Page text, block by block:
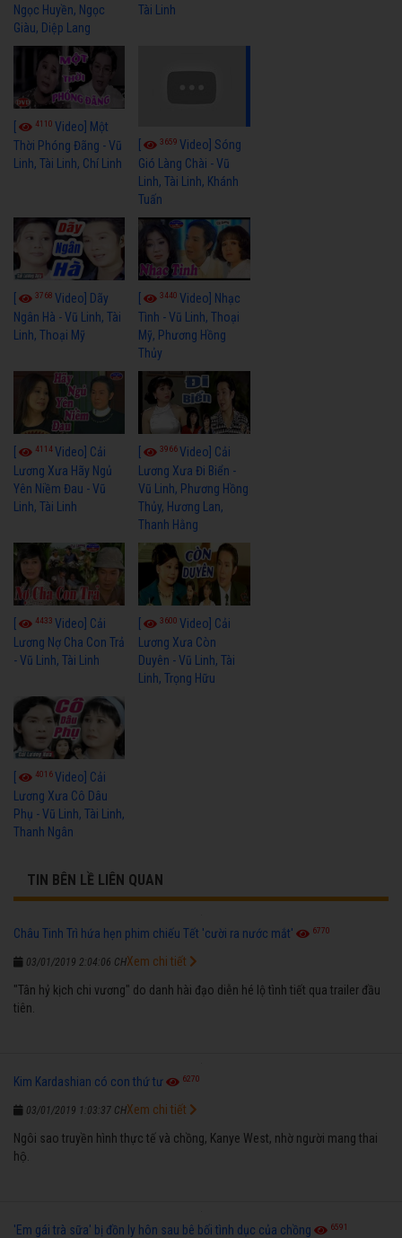
Ngọc Huyền, Ngọc
Giàu, Diệp Lang
Tài Linh
4110 Video] Một
Thời Phóng Đãng - Vũ
Linh, Tài Linh, Chí Linh
3659Video] Sóng
Gió Làng Chài - Vũ
Linh, Tài Linh, Khánh
Tuấn
3768 Video] Dãy
Ngân Hà - Vũ Linh, Tài
Linh, Thoại Mỹ
3440Video] Nhạc
Tình - Vũ Linh, Thoại
Mỹ, Phương Hồng
Thủy
4114Video] Cải
Lương Xưa Hãy Ngủ
Yên Niềm Đau - Vũ
Linh, Tài Linh
3966Video] Cải
Lương Xưa Đi Biển -
Vũ Linh, Phương Hồng
Thủy, Hương Lan,
Thanh Hằng
4433 Video] Cải
Lương Nợ Cha Con Trả
- Vũ Linh, Tài Linh
3600Video] Cải
Lương Xưa Còn
Duyên - Vũ Linh, Tài
Linh, Trọng Hữu
[ 4016Video] Cải
Lương Xưa Cô Dâu
Phụ - Vũ Linh, Tài Linh,
Thanh Ngân
TIN BÊN LỀ LIÊN QUAN
Châu Tinh Trì hứa hẹn phim chiếu Tết 'cười ra nước mắt' 6770
03/01/2019 2:04:06 CH
"Tân hỷ kịch chi vương" do danh hài đạo diễn hé lộ tình tiết qua trailer đầu
tiên.
Xem chi tiết
Kim Kardashian có con thứ tư 6270
03/01/2019 1:03:37 CH
Ngôi sao truyền hình thực tế và chồng, Kanye West, nhờ người mang thai
hộ.
Xem chi tiết
'Em gái trà sữa' bị đồn ly hôn sau bê bối tình dục của chồng 6591